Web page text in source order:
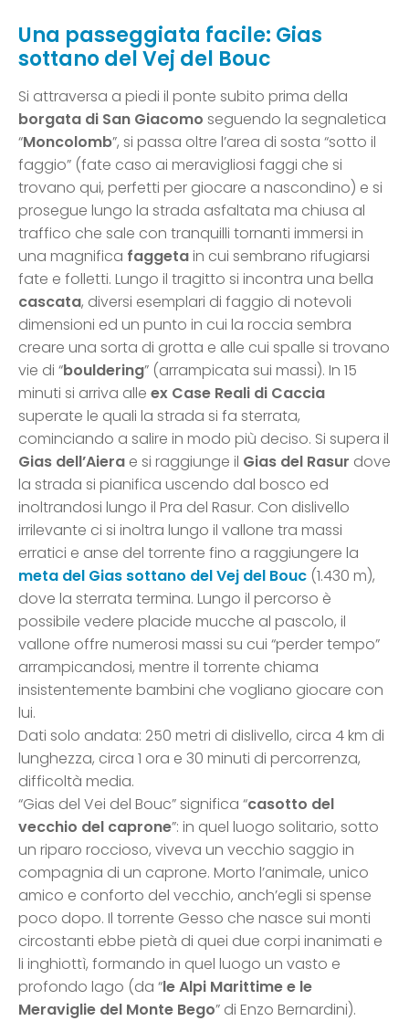
Una passeggiata facile: Gias
sottano del Vej del Bouc
Si attraversa a piedi il ponte subito prima della
borgata di San Giacomo seguendo la segnaletica
“Moncolomb”, si passa oltre l’area di sosta “sotto il
faggio” (fate caso ai meravigliosi faggi che si
trovano qui, perfetti per giocare a nascondino) e si
prosegue lungo la strada asfaltata ma chiusa al
traffico che sale con tranquilli tornanti immersi in
una magnifica faggetain cui sembrano rifugiarsi
fate e folletti. Lungo il tragitto si incontra una bella
cascata, diversi esemplari di faggio di notevoli
dimensioni ed un punto in cui la roccia sembra
creare una sorta di grotta e alle cui spalle si trovano
vie di “bouldering” (arrampicata sui massi). In 15
minuti si arriva alle ex Case Reali di Caccia
superate le quali la strada si fa sterrata,
cominciando a salire in modo più deciso. Si supera il
Gias dell’Aiera e si raggiunge il Gias del Rasur dove
la strada si pianifica uscendo dal bosco ed
inoltrandosi lungo il Pra del Rasur. Con dislivello
irrilevante ci si inoltra lungo il vallone tra massi
erratici e anse del torrente fino a raggiungere la
meta del Gias sottano del Vej del Bouc (1.430 m),
dove la sterrata termina. Lungo il percorso è
possibile vedere placide mucche al pascolo, il
vallone offre numerosi massi su cui “perder tempo”
arrampicandosi, mentre il torrente chiama
insistentemente bambini che vogliano giocare con
lui.
Dati solo andata: 250 metri di dislivello, circa 4 km di
lunghezza, circa 1 ora e 30 minuti di percorrenza,
difficoltà media.
“Gias del Vei del Bouc” significa “casotto del
vecchio del caprone”: in quel luogo solitario, sotto
un riparo roccioso, viveva un vecchio saggio in
compagnia di un caprone. Morto l’animale, unico
amico e conforto del vecchio, anch’egli si spense
poco dopo. Il torrente Gesso che nasce sui monti
circostanti ebbe pietà di quei due corpi inanimati e
li inghiottì, formando in quel luogo un vasto e
profondo lago (da “le Alpi Marittime e le
Meraviglie del Monte Bego” di Enzo Bernardini).